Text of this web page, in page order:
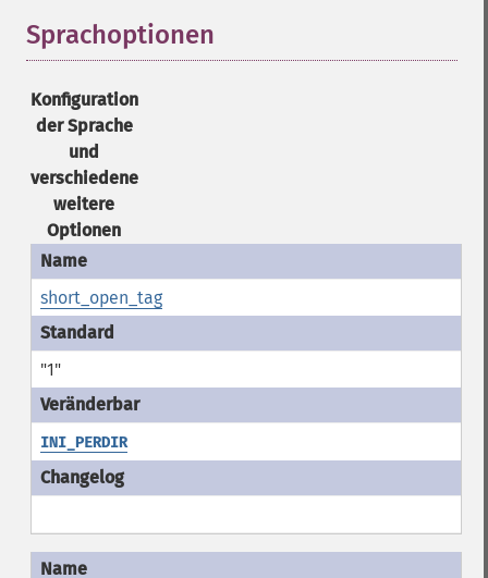
Sprachoptionen
Konfiguration
der Sprache
und
verschiedene
weitere
Optionen
short_open_tag
"1"
INI_PERDIR